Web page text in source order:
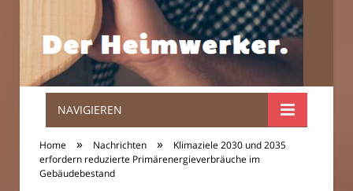
Der
Heimwerker.
NAVIGIEREN
Home » Nachrichten »
Klimaziele 2030 und 2035
erfordern reduzierte Primärenergieverbräuche im
Gebäudebestand